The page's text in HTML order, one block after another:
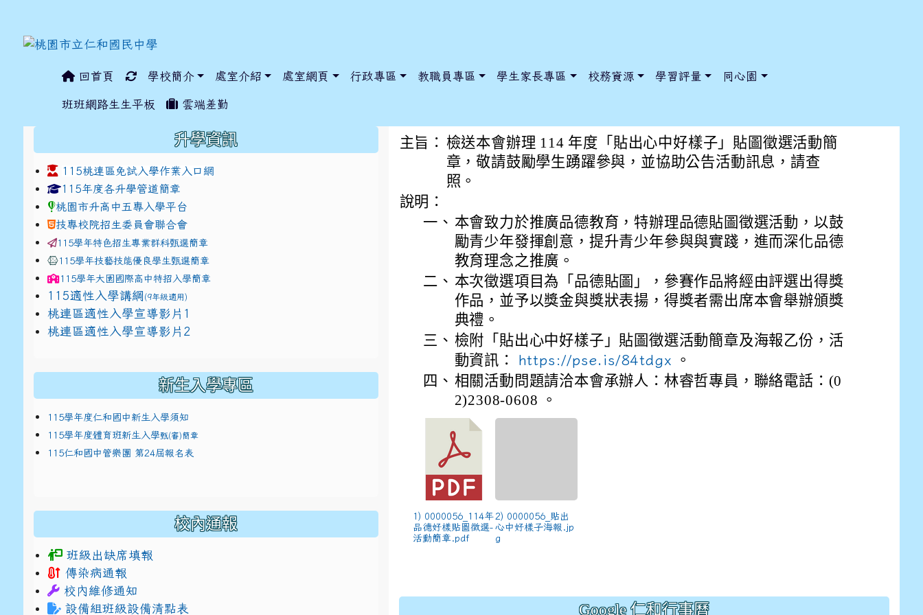
回首頁 學校簡介 處室介紹 處室網頁 行政專區 教職員專區 學生家長專區 校務資源 學習評量 同心園
班班網路生生平板 雲端差勤
「貼出心中好樣子」貼圖徵選活動
主旨： 檢送本會辦理 114 年度「貼出心中好樣子」貼圖徵選活動簡
章，敬請鼓勵學生踴躍參與，並協助公告活動訊息，請查
照。
說明：
一、 本會致力於推廣品德教育，特辦理品德貼圖徵選活動，以鼓
勵青少年發揮創意，提升青少年參與與實踐，進而深化品德
教育理念之推廣。
二、 本次徵選項目為「品德貼圖」，參賽作品將經由評選出得獎
作品，並予以獎金與獎狀表揚，得獎者需出席本會舉辦頒獎
典禮。
三、 檢附「貼出心中好樣子」貼圖徵選活動簡章及海報乙份，活
動資訊：
https://pse.is/84tdgx
。
四、 相關活動問題請洽本會承辦人：林睿哲專員，聯絡電話：(0
2)2308-0608 。
1) 0000056_114年
品德好樣貼圖徵選-
活動簡章.pdf
2) 0000056_貼出
心中好樣子海報.jp
g
Google 仁和行事曆
升學資訊
115桃連區免試入學作業入口網
link to https://www.jhjhs.tyc.edu.tw/modules/tadnews/index.php?nsn=5425
115年度各升學管道簡章link to http://tyc.entry.edu.tw/NoExamImitate_TL/NoExamImitateHome/Page/Public/ChooseSys?s=05 style=font-size: 1rem; background-
link to http://tyc.entry.edu.tw/NoExamImitate_TL/NoExamImitateHome/Page/Public/ChooseSys?s=05 style=font-size: 1rem; background-
桃園市升高中五專入學平台
技專校院招生委員會聯合會
115學年特色招生專業群科甄選簡章
115學年技藝技能優良學生甄選簡章
115學年大園國際高中特招入學簡章
115適性入學講綱 (9年級適用)
link to https://docs.google.com/presentation/d/1x3bih9gNpRNolaz0znBOn--g7OisECve/
桃連區適性入學宣導影片1
link to https://docs.google.com/presentation/d/1x3bih9gNpRNolaz0znBOn--g7OisECve/
桃連區適性入學宣導影片2 link to https://docs.go114適性入學講綱 ogle.com/presentation/d/
新生入學專區
115學年度仁和國中新生入學須知
115學年度體育班新生入學甄(審)簡章
115仁和國中管樂團 第24屆報名表
校內通報
班級出缺席填報
傳染病通報
校內維修通知
設備組班級設備清點表